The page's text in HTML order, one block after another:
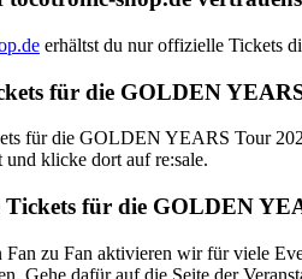
erhältst du nur offizielle Tickets
für die GOLDEN
für die GOLDEN YEARS Tour
und klicke dort auf re:sale.
für die GOLDEN
zu Fan aktivieren wir für viele
Gehe dafür auf die Seite der